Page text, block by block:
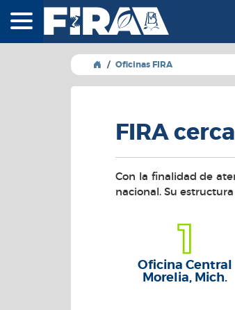
FIRA -
Oficinas FIRA
FIRA
Con la finalidad de
nacional. Su
1
Oficina Central
Morelia, Mich.